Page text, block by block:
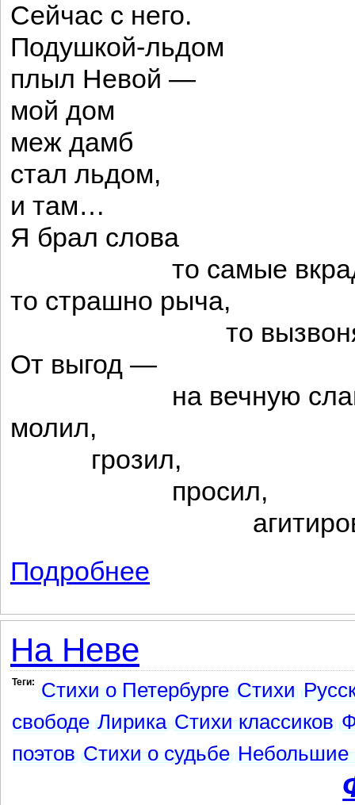
Сейчас с него.
Подушкой-льдом
плыл Невой —
мой дом
меж дамб
стал льдом,
и там…
Я брал слова
то самые
то страшно рыча,
то вызвоня
От выгод —
на вечную славу
молил,
грозил,
просил,
Подробнее
На Неве
Теги: Стихи о Петербурге Стихи
свободе Лирика Стихи классиков
поэтов Стихи о судьбе Небольшие